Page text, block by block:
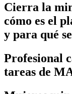
Cierra la
cómo es el
y para qué
Profesional
tareas de